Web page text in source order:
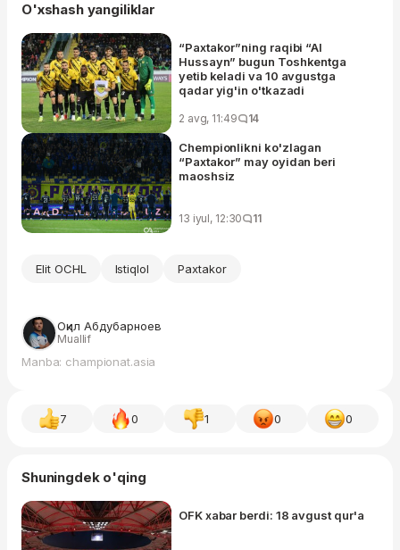
O'xshash yangiliklar
“Paxtakor”ning raqibi “Al
Hussayn” bugun Toshkentga
yetib keladi va 10 avgustga
qadar yig'in o'tkazadi
2 avg, 11:49 14
Chempionlikni ko'zlagan
“Paxtakor” may oyidan beri
maoshsiz
13 iyul, 12:30 11
Elit OCHL Istiqlol Paxtakor
Оқил Абдубарноев
Muallif
Manba: championat.asia
7 0 1 0 0
Shuningdek o'qing
OFK xabar berdi: 18 avgust qur'a